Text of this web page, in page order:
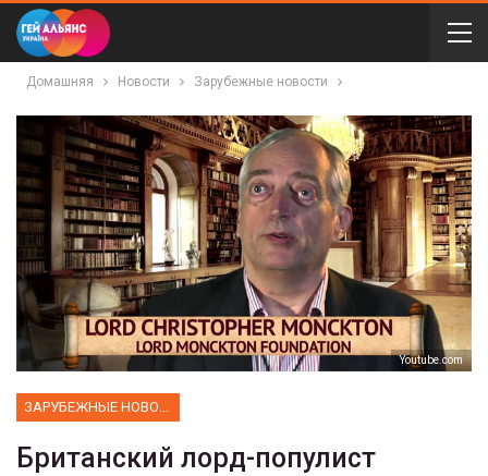
Домашняя Новости Зарубежные новости
Youtube.com
ЗАРУБЕЖНЫЕ НОВОСТИ
Британский лорд-популист